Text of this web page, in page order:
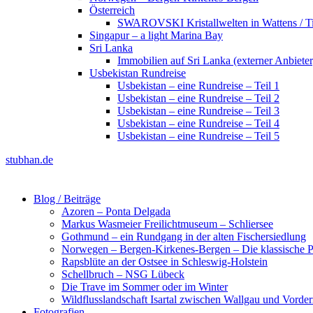
Österreich
SWAROVSKI Kristallwelten in Wattens /
Singapur – a light Marina Bay
Sri Lanka
Immobilien auf Sri Lanka (externer
Usbekistan Rundreise
Usbekistan – eine Rundreise – Teil 1
Usbekistan – eine Rundreise – Teil 2
Usbekistan – eine Rundreise – Teil 3
Usbekistan – eine Rundreise – Teil 4
Usbekistan – eine Rundreise – Teil 5
stubhan.de
Blog / Beiträge
Azoren – Ponta Delgada
Markus Wasmeier Freilichtmuseum – Schliersee
Gothmund – ein Rundgang in der alten Fischersiedlung
Norwegen – Bergen-Kirkenes-Bergen – Die klassische
Rapsblüte an der Ostsee in Schleswig-Holstein
Schellbruch – NSG Lübeck
Die Trave im Sommer oder im Winter
Wildflusslandschaft Isartal zwischen Wallgau und